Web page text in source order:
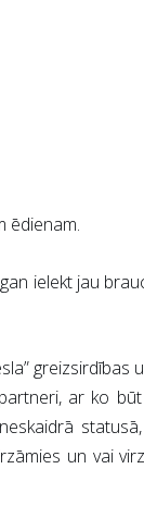
ēdienam.
ielekt jau
greizsirdības
ar ko
un vai